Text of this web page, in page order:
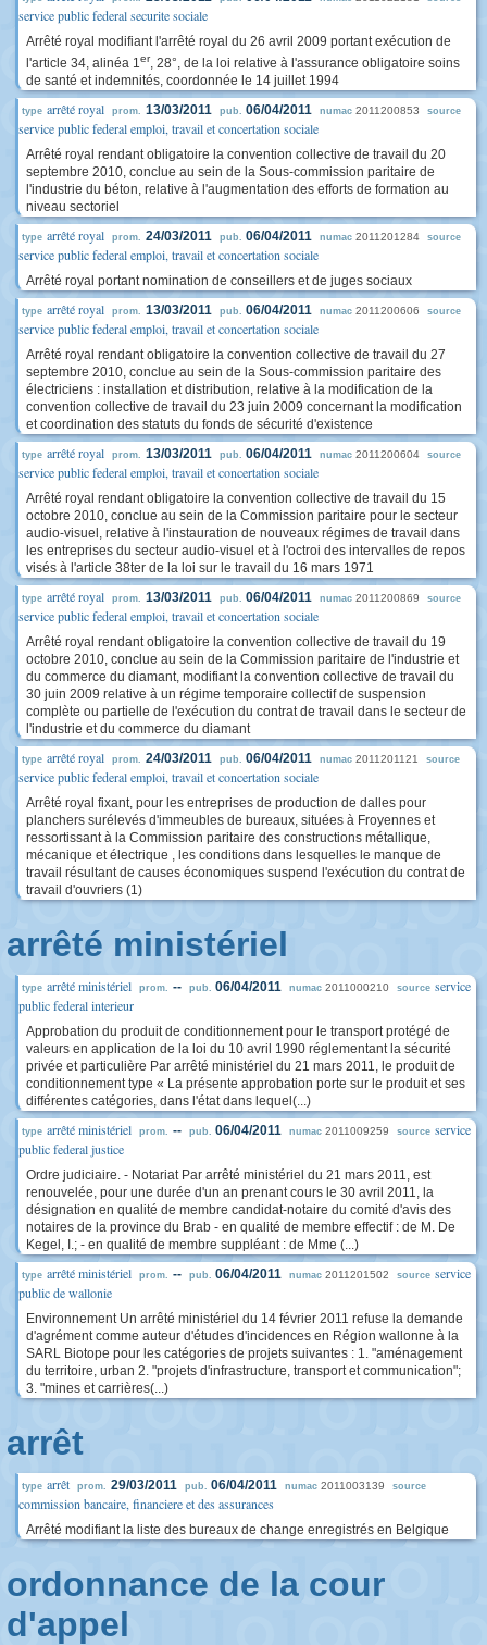
service public federal securite sociale
Arrêté royal modifiant l'arrêté royal du 26 avril 2009 portant exécution de
l'article 34, alinéa 1er, 28°, de la loi relative à l'assurance obligatoire soins
de santé et indemnités, coordonnée le 14 juillet 1994
type arrêté royal prom. 13/03/2011 pub. 06/04/2011 numac 2011200853 source
service public federal emploi, travail et concertation sociale
Arrêté royal rendant obligatoire la convention collective de travail du 20
septembre 2010, conclue au sein de la Sous-commission paritaire de
l'industrie du béton, relative à l'augmentation des efforts de formation au
niveau sectoriel
type arrêté royal prom. 24/03/2011 pub. 06/04/2011 numac 2011201284 source
service public federal emploi, travail et concertation sociale
Arrêté royal portant nomination de conseillers et de juges sociaux
type arrêté royal prom. 13/03/2011 pub. 06/04/2011 numac 2011200606 source
service public federal emploi, travail et concertation sociale
Arrêté royal rendant obligatoire la convention collective de travail du 27
septembre 2010, conclue au sein de la Sous-commission paritaire des
électriciens : installation et distribution, relative à la modification de la
convention collective de travail du 23 juin 2009 concernant la modification
et coordination des statuts du fonds de sécurité d'existence
type arrêté royal prom. 13/03/2011 pub. 06/04/2011 numac 2011200604 source
service public federal emploi, travail et concertation sociale
Arrêté royal rendant obligatoire la convention collective de travail du 15
octobre 2010, conclue au sein de la Commission paritaire pour le secteur
audio-visuel, relative à l'instauration de nouveaux régimes de travail dans
les entreprises du secteur audio-visuel et à l'octroi des intervalles de repos
visés à l'article 38ter de la loi sur le travail du 16 mars 1971
type arrêté royal prom. 13/03/2011 pub. 06/04/2011 numac 2011200869 source
service public federal emploi, travail et concertation sociale
Arrêté royal rendant obligatoire la convention collective de travail du 19
octobre 2010, conclue au sein de la Commission paritaire de l'industrie et
du commerce du diamant, modifiant la convention collective de travail du
30 juin 2009 relative à un régime temporaire collectif de suspension
complète ou partielle de l'exécution du contrat de travail dans le secteur de
l'industrie et du commerce du diamant
type arrêté royal prom. 24/03/2011 pub. 06/04/2011 numac 2011201121 source
service public federal emploi, travail et concertation sociale
Arrêté royal fixant, pour les entreprises de production de dalles pour
planchers surélevés d'immeubles de bureaux, situées à Froyennes et
ressortissant à la Commission paritaire des constructions métallique,
mécanique et électrique , les conditions dans lesquelles le manque de
travail résultant de causes économiques suspend l'exécution du contrat de
travail d'ouvriers (1)
arrêté ministériel
type arrêté ministériel prom. -- pub. 06/04/2011 numac 2011000210 source service
public federal interieur
Approbation du produit de conditionnement pour le transport protégé de
valeurs en application de la loi du 10 avril 1990 réglementant la sécurité
privée et particulière Par arrêté ministériel du 21 mars 2011, le produit de
conditionnement type « La présente approbation porte sur le produit et ses
différentes catégories, dans l'état dans lequel(...)
type arrêté ministériel prom. -- pub. 06/04/2011 numac 2011009259 source service
public federal justice
Ordre judiciaire. - Notariat Par arrêté ministériel du 21 mars 2011, est
renouvelée, pour une durée d'un an prenant cours le 30 avril 2011, la
désignation en qualité de membre candidat-notaire du comité d'avis des
notaires de la province du Brab - en qualité de membre effectif : de M. De
Kegel, I.; - en qualité de membre suppléant : de Mme (...)
type arrêté ministériel prom. -- pub. 06/04/2011 numac 2011201502 source service
public de wallonie
Environnement Un arrêté ministériel du 14 février 2011 refuse la demande
d'agrément comme auteur d'études d'incidences en Région wallonne à la
SARL Biotope pour les catégories de projets suivantes : 1. "aménagement
du territoire, urban 2. "projets d'infrastructure, transport et communication";
3. "mines et carrières(...)
arrêt
type arrêt prom. 29/03/2011 pub. 06/04/2011 numac 2011003139 source
commission bancaire, financiere et des assurances
Arrêté modifiant la liste des bureaux de change enregistrés en Belgique
ordonnance de la cour
d'appel